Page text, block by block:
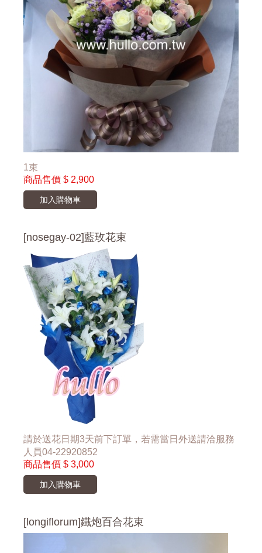
1束
商品售價 $ 2,900
加入購物車
[nosegay-02]藍玫花束
請於送花日期3天前下訂單，若需當日外送請洽服務
人員04-22920852
商品售價 $ 3,000
加入購物車
[longiflorum]鐵炮百合花束